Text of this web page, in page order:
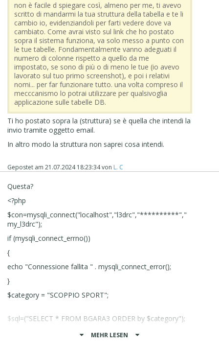
non è facile d spiegare così, almeno per me, ti avevo
scritto di mandarmi la tua struttura della tabella e te li
cambio io, evidenziandoli per farti vedere dove va
cambiato. Come avrai visto sul link che ho postato
sopra il sistema funziona, va solo messo a punto con
le tue tabelle. Fondamentalmente vanno adeguati il
numero di colonne rispetto a quello da me
impostato, se sono di più o di meno le tue (io avevo
lavorato sul tuo primo screenshot), e poi i relativi
nomi... per far funzionare tutto. una volta compreso il
mecccanismo lo potrai utilizzare per qualsivoglia
applicazione sulle tabelle DB.
Ti ho postato sopra la (struttura) se è quella che intendi la
invio tramite oggetto email.
In altro modo la struttura non saprei cosa intendi.
Gepostet am 21.07.2024 18:23:34von L. C
Questa?
<?php
$con=mysqli_connect("localhost","l3drc","**********","
my_l3drc");
if (mysqli_connect_errno())
{
echo "Connessione fallita " . mysqli_connect_error();
}
$category = "SCOPPIO SPORT";
$sql=("SELECT * FROM BGARA3 ORDER by $category");
MEHR LESEN